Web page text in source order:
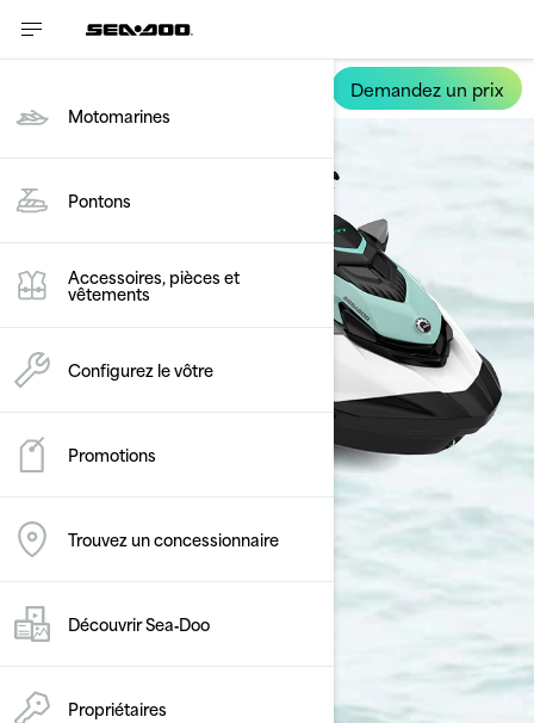
Motomarines
Pontons
Accessoires, pièces et
vêtements
Configurez le vôtre
Promotions
Trouvez un concessionnaire
Découvrir Sea‑Doo
Propriétaires
Demandez un prix